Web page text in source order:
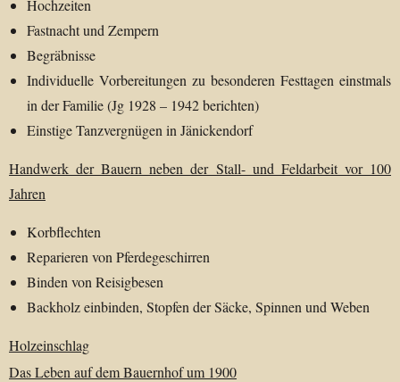
Hochzeiten
Fastnacht und Zempern
Begräbnisse
Individuelle Vorbereitungen zu besonderen Festtagen einstmals
in der Familie (Jg 1928 – 1942 berichten)
Einstige Tanzvergnügen in Jänickendorf
Handwerk der Bauern neben der Stall- und Feldarbeit vor 100
Jahren
Korbflechten
Reparieren von Pferdegeschirren
Binden von Reisigbesen
Backholz einbinden, Stopfen der Säcke, Spinnen und Weben
Holzeinschlag
Das Leben auf dem Bauernhof um 1900